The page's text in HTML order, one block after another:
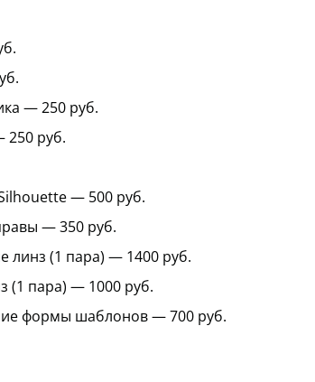
— 250 руб.
250 руб.
— 500 руб.
— 350 руб.
линз (1 пара) — 1400 руб.
(1 пара) — 1000 руб.
формы шаблонов — 700 руб.